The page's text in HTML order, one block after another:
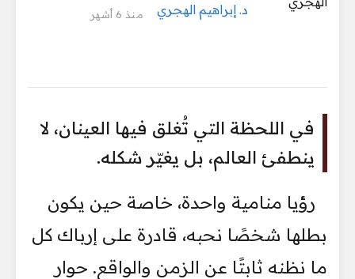
د. إبراهيم الهجري منذ 6 أشهر
في اللحظة التي تُغلق فيها العينان، لا
ينطفئ العالم، بل يغيّر شكله.
رؤيا منامية واحدة، خاصة حين يكون
بطلها شخصًا نحبه، قادرة على إرباك كل
ما نظنه ثابتًا عن الزمن والواقع. حوار